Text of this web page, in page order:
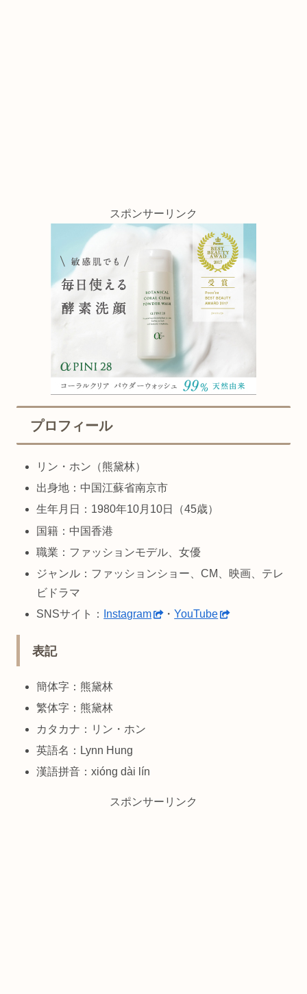
スポンサーリンク
プロフィール
リン・ホン（熊黛林）
出身地：中国江蘇省南京市
生年月日：1980年10月10日（45歳）
国籍：中国香港
職業：ファッションモデル、女優
ジャンル：ファッションショー、CM、映画、テレ
ビドラマ
SNSサイト：
Instagram ・YouTube
表記
簡体字：熊黛林
繁体字：熊黛林
カタカナ：リン・ホン
英語名：Lynn Hung
漢語拼音：xióng dài lín
スポンサーリンク